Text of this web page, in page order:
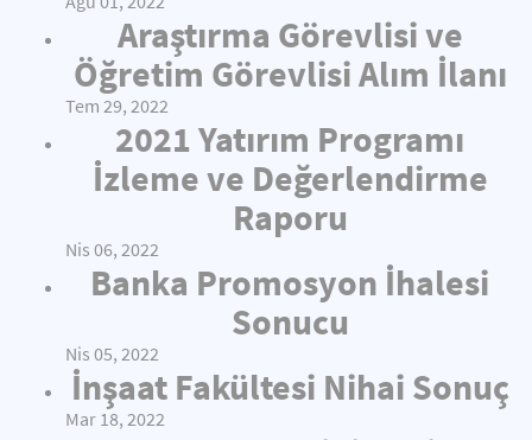
Araştırma Görevlisi ve
Öğretim Görevlisi Alım İlanı
Tem 29, 2022
2021 Yatırım Programı
İzleme ve Değerlendirme
Raporu
Nis 06, 2022
Banka Promosyon İhalesi
Sonucu
Nis 05, 2022
İnşaat Fakültesi Nihai Sonuç
Mar 18, 2022